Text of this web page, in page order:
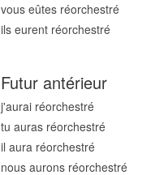
vous eûtes réorchestré
ils eurent réorchestré
Futur antérieur
j'aurai réorchestré
tu auras réorchestré
il aura réorchestré
nous aurons réorchestré